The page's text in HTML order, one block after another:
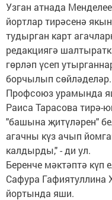
Узган атнада
йортлар тирәсенә
тудырган карт
редакциягә
гөрләп үсеп
борчылып сөйләделәр.
Профсоюз урамында
Раиса Тарасова тирә-
"башына җитүләрен"
агачны күз ачып
калдырды," - ди ул.
Беренче мәктәптә күп
Сафура
йортында яши.